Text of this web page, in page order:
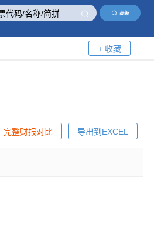
高级
+ 收藏
导出到EXCEL
完整财报对比